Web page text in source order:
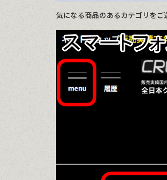
気になる商品のあるカテゴリをご